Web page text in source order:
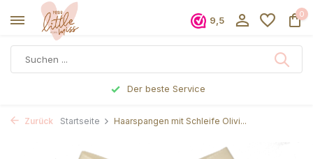
9,5
0
Vor 17 Uhr bestellt, noch am
Zurück Startseite Haarspangen mit Schleife Olivi...